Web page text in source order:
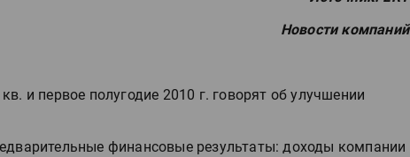
Новости компаний
и первое полугодие 2010 г. говорят об улучшении
финансовые результаты: доходы компании